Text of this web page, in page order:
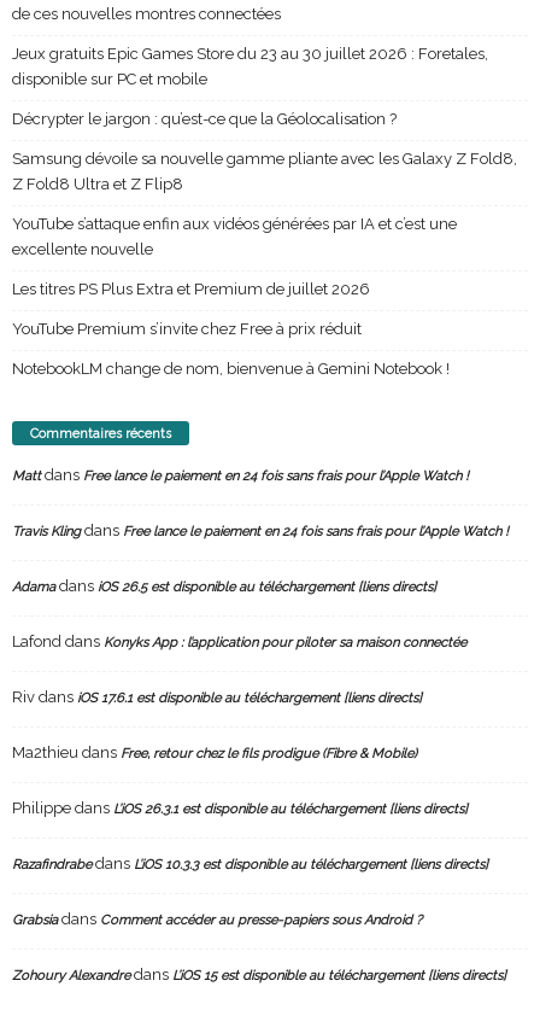
de ces nouvelles montres connectées
Jeux gratuits Epic Games Store du 23 au 30 juillet 2026 : Foretales,
disponible sur PC et mobile
Décrypter le jargon : qu’est-ce que la Géolocalisation ?
Samsung dévoile sa nouvelle gamme pliante avec les Galaxy Z Fold8,
Z Fold8 Ultra et Z Flip8
YouTube s’attaque enfin aux vidéos générées par IA et c’est une
excellente nouvelle
Les titres PS Plus Extra et Premium de juillet 2026
YouTube Premium s’invite chez Free à prix réduit
NotebookLM change de nom, bienvenue à Gemini Notebook !
Commentaires récents
Mattdans Free lance le paiement en 24 fois sans frais pour l’Apple Watch !
Travis Klingdans Free lance le paiement en 24 fois sans frais pour l’Apple Watch !
Adamadans iOS 26.5 est disponible au téléchargement [liens directs]
Lafond dans Konyks App : l’application pour piloter sa maison connectée
Riv dans iOS 17.6.1 est disponible au téléchargement [liens directs]
Ma2thieu dans Free, retour chez le fils prodigue (Fibre & Mobile)
Philippe dans L’iOS 26.3.1 est disponible au téléchargement [liens directs]
Razafindrabedans L’iOS 10.3.3 est disponible au téléchargement [liens directs]
Grabsiadans Comment accéder au presse-papiers sous Android ?
Zohoury Alexandredans L’iOS 15 est disponible au téléchargement [liens directs]